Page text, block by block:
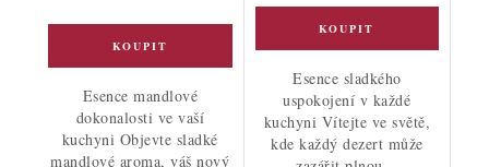
Esence mandlové
dokonalosti ve vaší
kuchyni Objevte sladké
mandlové aroma, váš nový
Esence sladkého
uspokojení v každé
kuchyni Vítejte ve světě,
kde každý dezert může